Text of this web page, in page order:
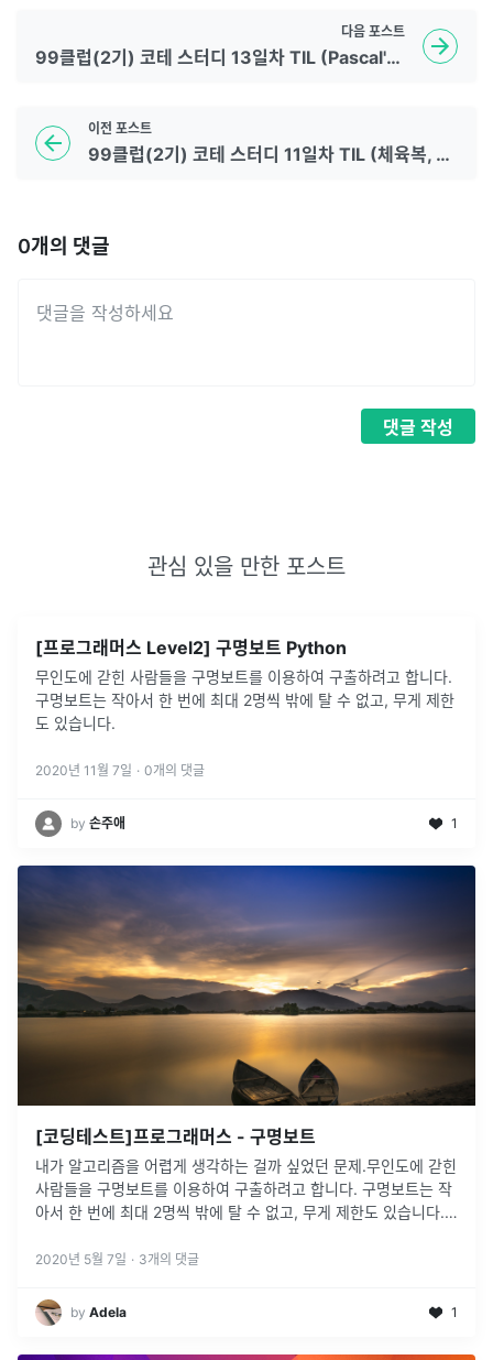
이전 포스트
99클럽(2기) 코테 스터디 11일차 TIL (체육복, 조이스틱, 섬 연결하기)
다음 포스트
99클럽(2기) 코테 스터디 13일차 TIL (Pascal's Triangle, Count Sorted Vowel Strings, 정수 삼각형)
0개의 댓글
댓글 작성
관심 있을 만한 포스트
[프로그래머스 Level2] 구명보트 Python
무인도에 갇힌 사람들을 구명보트를 이용하여 구출하려고 합니다.
구명보트는 작아서 한 번에 최대 2명씩 밖에 탈 수 없고, 무게 제한
도 있습니다.
2020년 11월 7일 · 0개의 댓글
by 손주애 1
[코딩테스트]프로그래머스 - 구명보트
내가 알고리즘을 어렵게 생각하는 걸까 싶었던 문제.무인도에 갇힌
사람들을 구명보트를 이용하여 구출하려고 합니다. 구명보트는 작
아서 한 번에 최대 2명씩 밖에 탈 수 없고, 무게 제한도 있습니다.
2020년 5월 7일 · 3개의 댓글
by Adela 1